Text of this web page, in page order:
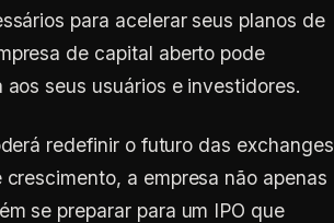
para acelerar seus planos de
de capital aberto pode
seus usuários e investidores.
redefinir o futuro das exchanges
a empresa não apenas
se preparar para um IPO que